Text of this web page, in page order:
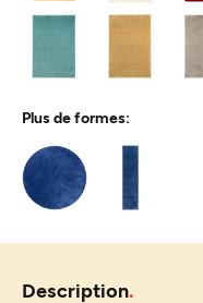
Plus de formes:
Description